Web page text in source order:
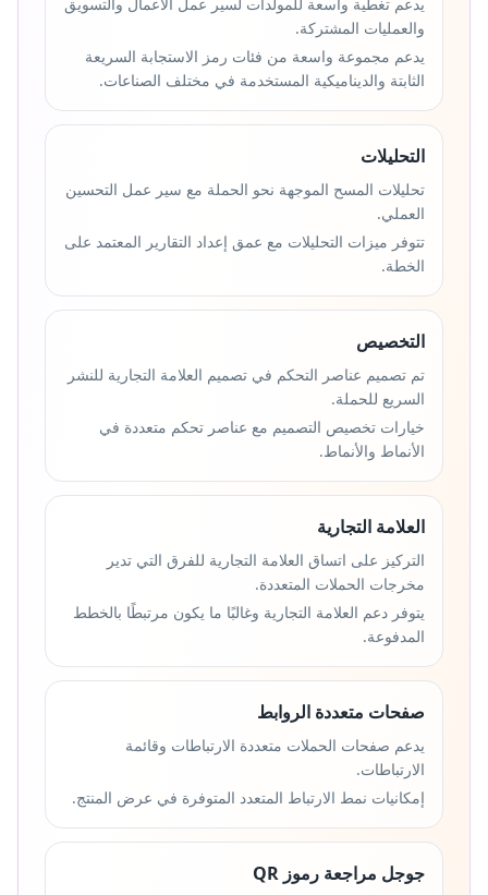
والعمليات المشتركة.
يدعم مجموعة واسعة من فئات رمز الاستجابة السريعة
الثابتة والديناميكية المستخدمة في مختلف الصناعات.
التحليلات
تحليلات المسح الموجهة نحو الحملة مع سير عمل التحسين
العملي.
تتوفر ميزات التحليلات مع عمق إعداد التقارير المعتمد على
الخطة.
التخصيص
تم تصميم عناصر التحكم في تصميم العلامة التجارية للنشر
السريع للحملة.
خيارات تخصيص التصميم مع عناصر تحكم متعددة في
الأنماط والأنماط.
العلامة التجارية
التركيز على اتساق العلامة التجارية للفرق التي تدير
مخرجات الحملات المتعددة.
يتوفر دعم العلامة التجارية وغالبًا ما يكون مرتبطًا بالخطط
المدفوعة.
صفحات متعددة الروابط
يدعم صفحات الحملات متعددة الارتباطات وقائمة
الارتباطات.
إمكانيات نمط الارتباط المتعدد المتوفرة في عرض المنتج.
جوجل مراجعة رموز QR